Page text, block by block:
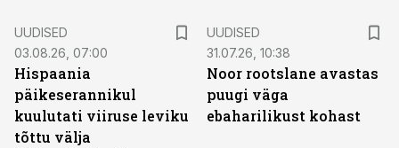
UUDISED
03.08.26, 07:00
Hispaania
päikeserannikul
kuulutati viiruse leviku
tõttu välja
UUDISED
31.07.26, 10:38
Noor rootslane avastas
puugi väga
ebaharilikust kohast